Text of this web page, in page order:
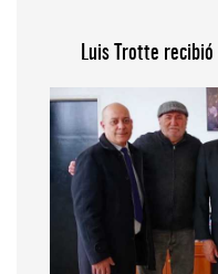
Luis Trotte